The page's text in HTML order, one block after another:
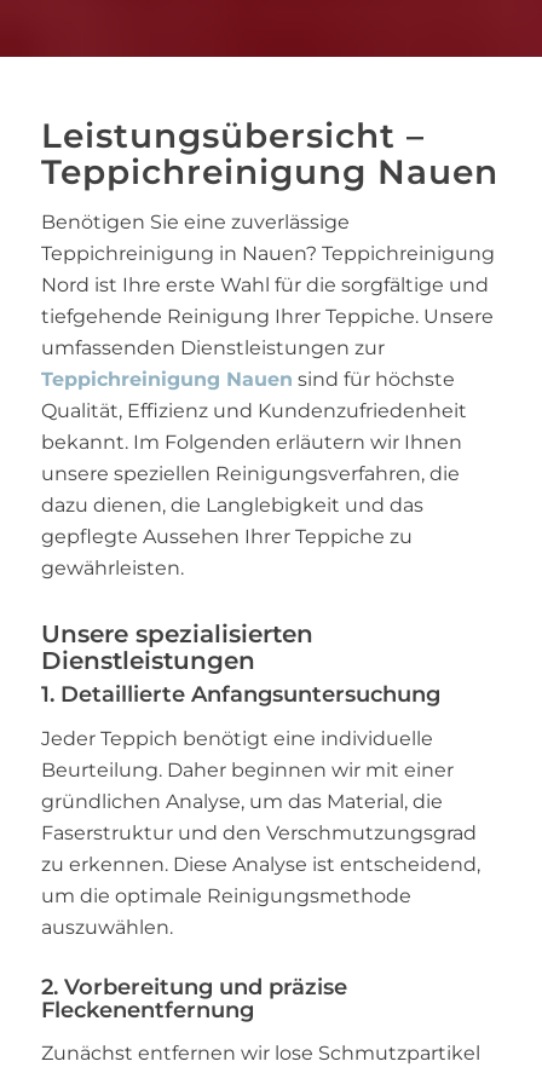
Leistungsübersicht –
Teppichreinigung Nauen
Benötigen Sie eine zuverlässige
Teppichreinigung in Nauen? Teppichreinigung
Nord ist Ihre erste Wahl für die sorgfältige und
tiefgehende Reinigung Ihrer Teppiche. Unsere
umfassenden Dienstleistungen zur
Teppichreinigung Nauen sind für höchste
Qualität, Effizienz und Kundenzufriedenheit
bekannt. Im Folgenden erläutern wir Ihnen
unsere speziellen Reinigungsverfahren, die
dazu dienen, die Langlebigkeit und das
gepflegte Aussehen Ihrer Teppiche zu
gewährleisten.
Unsere spezialisierten
Dienstleistungen
1. Detaillierte Anfangsuntersuchung
Jeder Teppich benötigt eine individuelle
Beurteilung. Daher beginnen wir mit einer
gründlichen Analyse, um das Material, die
Faserstruktur und den Verschmutzungsgrad
zu erkennen. Diese Analyse ist entscheidend,
um die optimale Reinigungsmethode
auszuwählen.
2. Vorbereitung und präzise
Fleckenentfernung
Zunächst entfernen wir lose Schmutzpartikel